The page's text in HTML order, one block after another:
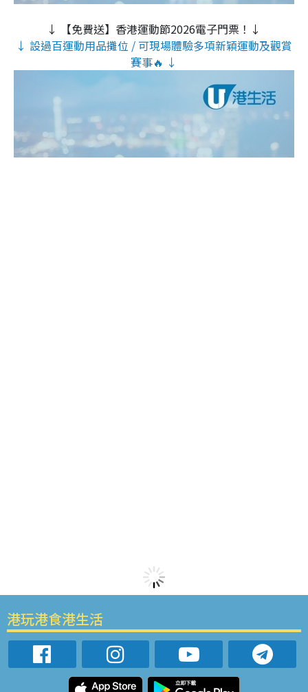
↓ 【免費送】香港運動節2026電子門票！↓
↓ 設過百運動用品攤位 / 可現場體驗多項新穎運動及觀賞
賽事🔥 ↓
港玩港食港生活